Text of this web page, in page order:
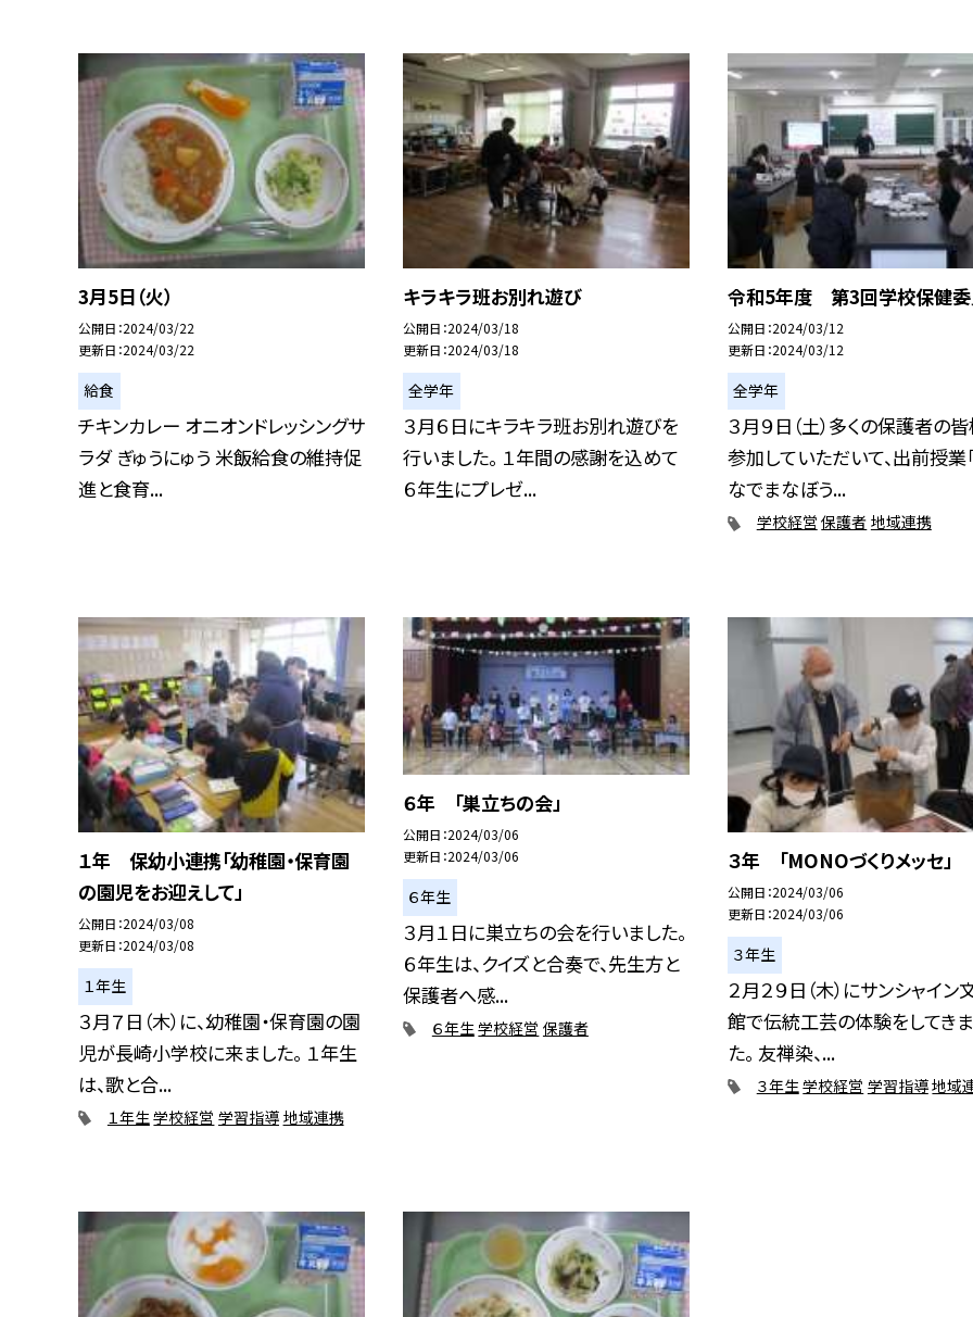
3月5日（火）
公開日 2024/03/22
更新日 2024/03/22
給食
チキンカレー オニオンドレッシングサ
ラダ ぎゅうにゅう 米飯給食の維持促
進と食育...
キラキラ班お別れ遊び
公開日 2024/03/18
更新日 2024/03/18
全学年
３月６日にキラキラ班お別れ遊びを
行いました。 １年間の感謝を込めて
６年生にプレゼ...
令和5年度 第3回学校保健
公開日 2024/03/12
更新日 2024/03/12
全学年
３月９日（土）多くの保護者の
参加していただいて、出前授業
なでまなぼう...
学校経営 保護者 地域連携
１年 保幼小連携「幼稚園・保育園
の園児をお迎えして」
公開日 2024/03/08
更新日 2024/03/08
１年生
３月７日（木）に、幼稚園・保育園の園
児が長崎小学校に来ました。 １年生
は、歌と合...
１年生 学校経営 学習指導 地域連携
６年 「巣立ちの会」
公開日 2024/03/06
更新日 2024/03/06
６年生
３月１日に巣立ちの会を行いました。
６年生は、クイズと合奏で、先生方と
保護者へ感...
６年生学校経営 保護者
３年 「MONOづくりメッセ」
公開日 2024/03/06
更新日 2024/03/06
３年生
２月２９日（木）にサンシャイン
館で伝統工芸の体験をしてき
た。 友禅染、...
３年生 学校経営 学習指導地域